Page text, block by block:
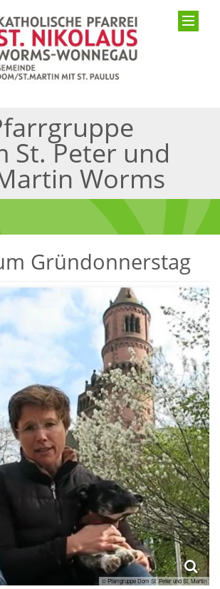
St. Peter und
Worms
Gründonnerstag
© Pfarrgruppe Dom St. Peter und St. Martin